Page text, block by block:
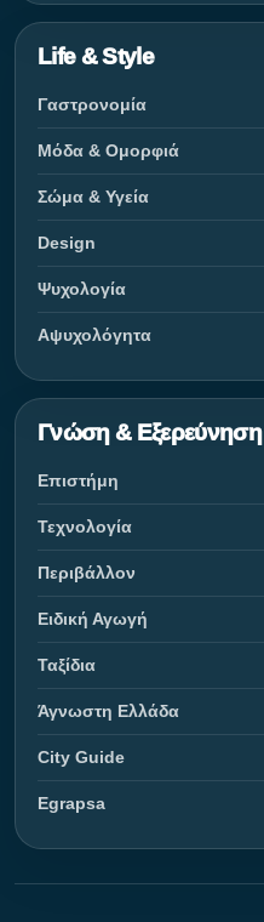
Life & Style
Γαστρονομία
Μόδα & Ομορφιά
Σώμα & Υγεία
Design
Ψυχολογία
Αψυχολόγητα
Γνώση & Εξερεύνηση
Επιστήμη
Τεχνολογία
Περιβάλλον
Ειδική Αγωγή
Ταξίδια
Άγνωστη Ελλάδα
City Guide
Egrapsa